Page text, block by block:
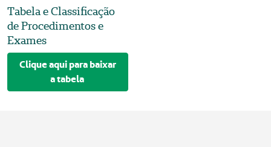
Tabela e Classificação
de Procedimentos e
Exames
Clique aqui para baixar
a tabela